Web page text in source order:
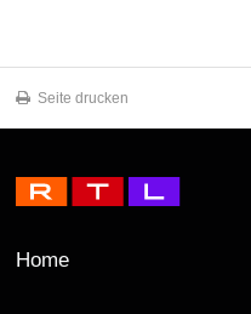
Seite drucken
Home